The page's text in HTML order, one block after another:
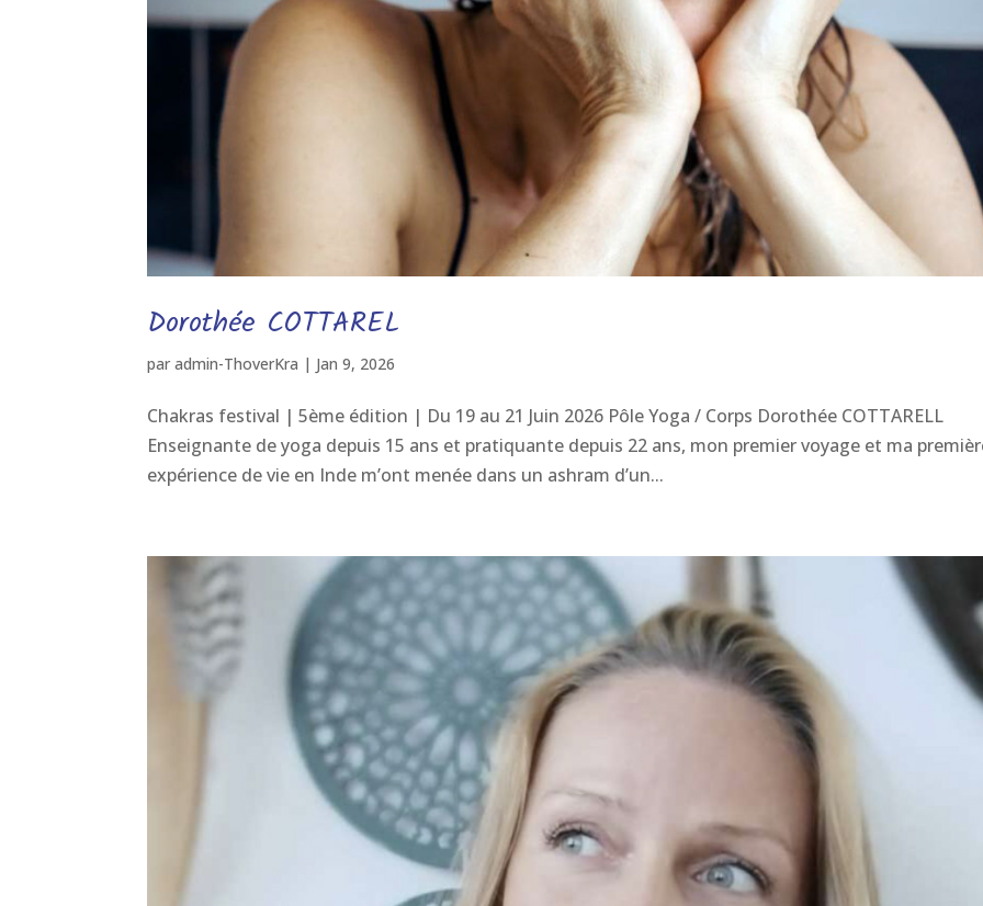
Dorothée COTTAREL
paradmin-ThoverKra | Jan 9, 2026
Chakras festival | 5ème édition | Du 19 au 21 Juin 2026 Pôle Yoga / Corps Dorothée COTTARELL
Enseignante de yoga depuis 15 ans et pratiquante depuis 22 ans, mon premier voyage et ma
expérience de vie en Inde m’ont menée dans un ashram d’un...